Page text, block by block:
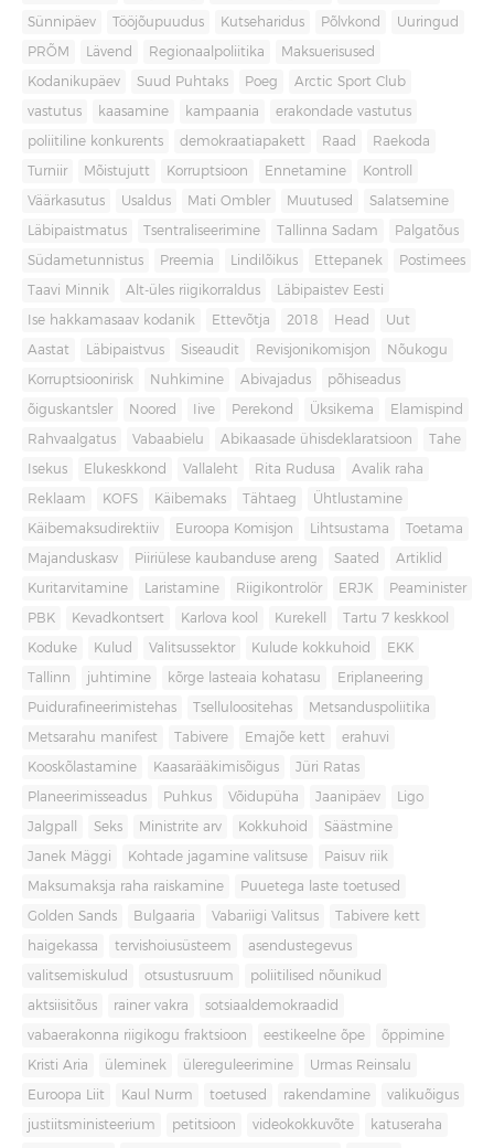
Sünnipäev Tööjõupuudus Kutseharidus Põlvkond Uuringud
PRÕM Lävend Regionaalpoliitika Maksuerisused
Kodanikupäev Suud Puhtaks Poeg Arctic Sport Club
vastutus kaasamine kampaania erakondade vastutus
poliitiline konkurents demokraatiapakett Raad Raekoda
Turniir Mõistujutt Korruptsioon Ennetamine Kontroll
Väärkasutus Usaldus Mati Ombler Muutused Salatsemine
Läbipaistmatus Tsentraliseerimine Tallinna Sadam Palgatõus
Südametunnistus Preemia Lindilõikus Ettepanek Postimees
Taavi Minnik Alt-üles riigikorraldus Läbipaistev Eesti
Ise hakkamasaav kodanik Ettevõtja 2018 Head Uut
Aastat Läbipaistvus Siseaudit Revisjonikomisjon Nõukogu
Korruptsioonirisk Nuhkimine Abivajadus põhiseadus
õiguskantsler Noored Iive Perekond Üksikema Elamispind
Rahvaalgatus Vabaabielu Abikaasade ühisdeklaratsioon Tahe
Isekus Elukeskkond Vallaleht Rita Rudusa Avalik raha
Reklaam KOFS Käibemaks Tähtaeg Ühtlustamine
Käibemaksudirektiiv Euroopa Komisjon Lihtsustama Toetama
Majanduskasv Piiriülese kaubanduse areng Saated Artiklid
Kuritarvitamine Laristamine Riigikontrolör ERJK Peaminister
PBK Kevadkontsert Karlova kool Kurekell Tartu 7 keskkool
Koduke Kulud Valitsussektor Kulude kokkuhoid EKK
Tallinn juhtimine kõrge lasteaia kohatasu Eriplaneering
Puidurafineerimistehas Tselluloositehas Metsanduspoliitika
Metsarahu manifest Tabivere Emajõe kett erahuvi
Kooskõlastamine Kaasarääkimisõigus Jüri Ratas
Planeerimisseadus Puhkus Võidupüha Jaanipäev Ligo
Jalgpall Seks Ministrite arv Kokkuhoid Säästmine
Janek Mäggi Kohtade jagamine valitsuse Paisuv riik
Maksumaksja raha raiskamine Puuetega laste toetused
Golden Sands Bulgaaria Vabariigi Valitsus Tabivere kett
haigekassa tervishoiusüsteem asendustegevus
valitsemiskulud otsustusruum poliitilised nõunikud
aktsiisitõus rainer vakra sotsiaaldemokraadid
vabaerakonna riigikogu fraktsioon eestikeelne õpe õppimine
Kristi Aria üleminek ülereguleerimine Urmas Reinsalu
Euroopa Liit Kaul Nurm toetused rakendamine valikuõigus
justiitsministeerium petitsioon videokokkuvõte katuseraha